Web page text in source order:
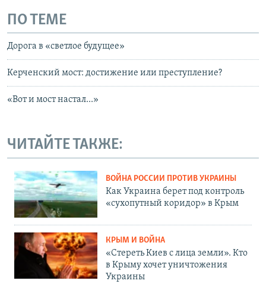
ПО ТЕМЕ
Дорога в «светлое будущее»
Керченский мост: достижение или преступление?
«Вот и мост настал...»
ЧИТАЙТЕ ТАКЖЕ:
ВОЙНА РОССИИ ПРОТИВ УКРАИНЫ
Как Украина берет под контроль
«сухопутный коридор» в Крым
КРЫМ И ВОЙНА
«Стереть Киев с лица земли». Кто
в Крыму хочет уничтожения
Украины